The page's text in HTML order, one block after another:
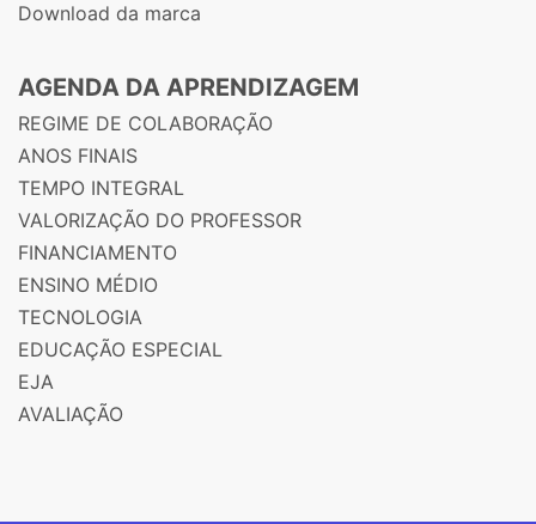
Download da marca
AGENDA DA APRENDIZAGEM
REGIME DE COLABORAÇÃO
ANOS FINAIS
TEMPO INTEGRAL
VALORIZAÇÃO DO PROFESSOR
FINANCIAMENTO
ENSINO MÉDIO
TECNOLOGIA
EDUCAÇÃO ESPECIAL
EJA
AVALIAÇÃO